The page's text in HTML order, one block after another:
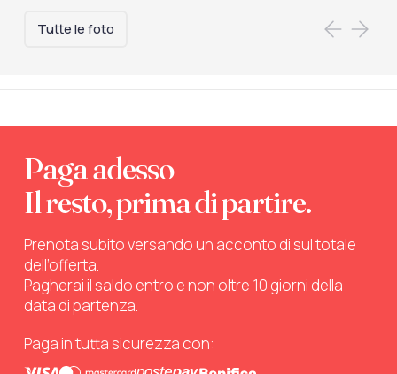
Tutte le foto
Paga adesso
Il resto, prima di partire.
Prenota subito versando un acconto di sul totale
dell’offerta.
Pagherai il saldo entro e non oltre 10 giorni della
data di partenza.
Paga in tutta sicurezza con: